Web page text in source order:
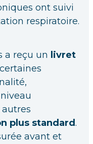
ont suivi
respiratoire.
a reçu un livret
autres
plus standard.
avant et